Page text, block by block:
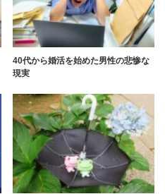
40代から婚活を始めた男性の悲惨な
現実